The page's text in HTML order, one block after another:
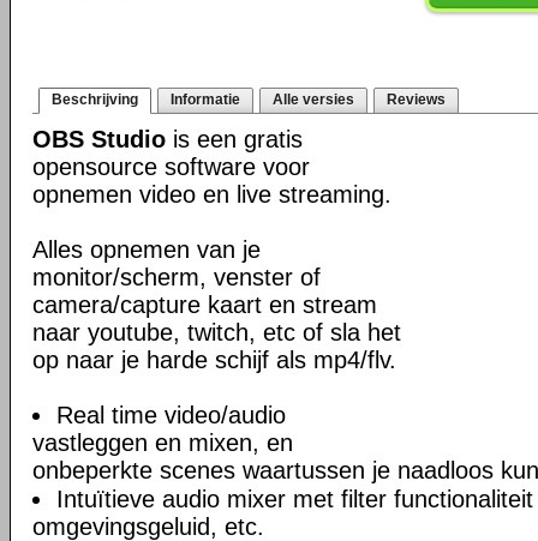
Beschrijving Informatie Alle versies Reviews
OBS Studio is een gratis
opensource software voor
opnemen video en live streaming.
Alles opnemen van je
monitor/scherm, venster of
camera/capture kaart en stream
naar youtube, twitch, etc of sla het
op naar je harde schijf als mp4/flv.
Real time video/audio
vastleggen en mixen, en
onbeperkte scenes waartussen je naadloos
Intuïtieve audio mixer met filter
omgevingsgeluid, etc.